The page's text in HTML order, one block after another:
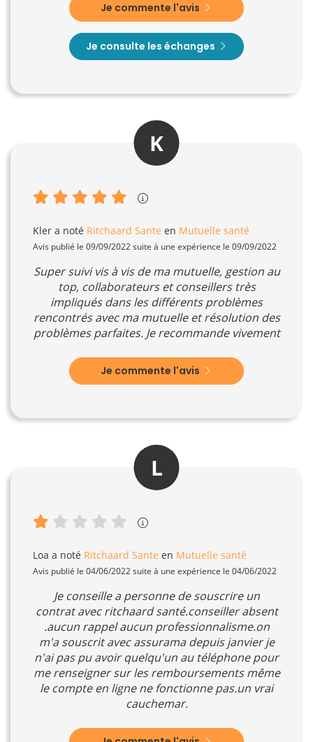
Je commente l'avis
Je consulte les échanges
K
Kler a noté Ritchaard Sante en Mutuelle santé
Avis publié le 09/09/2022 suite à une expérience le 09/09/2022
Super suivi vis à vis de ma mutuelle, gestion au
top, collaborateurs et conseillers très
impliqués dans les différents problèmes
rencontrés avec ma mutuelle et résolution des
problèmes parfaites. Je recommande vivement
Je commente l'avis
L
Loa a noté Ritchaard Sante en Mutuelle santé
Avis publié le 04/06/2022 suite à une expérience le 04/06/2022
Je conseille a personne de souscrire un
contrat avec ritchaard santé.conseiller absent
.aucun rappel aucun professionnalisme.on
m'a souscrit avec assurama depuis janvier je
n'ai pas pu avoir quelqu'un au téléphone pour
me renseigner sur les remboursements même
le compte en ligne ne fonctionne pas.un vrai
cauchemar.